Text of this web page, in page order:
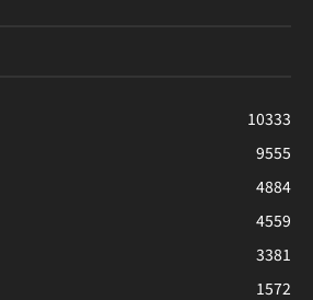
10333
9555
4884
4559
3381
1572